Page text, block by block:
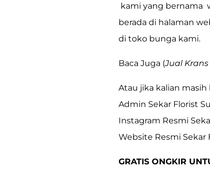
kami yang bernama
berada di halaman
di toko bunga kami.
Baca Juga (Jual
Atau jika kalian
Admin Sekar Florist
Instagram Resmi
Website Resmi Sekar
GRATIS ONGKIR